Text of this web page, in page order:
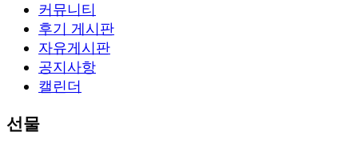
커뮤니티
후기 게시판
자유게시판
공지사항
캘린더
선물